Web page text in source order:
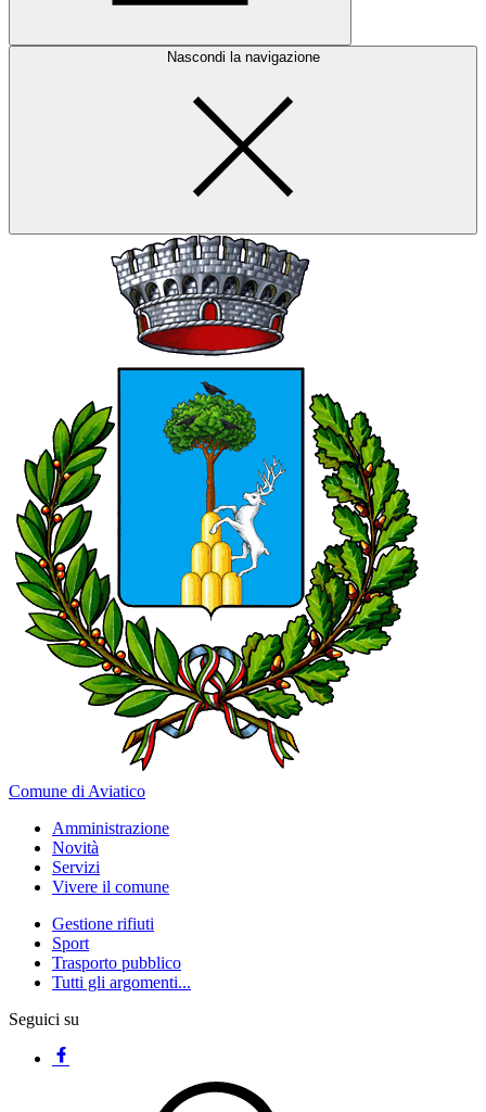
Nascondi la navigazione
Comune di Aviatico
Amministrazione
Novità
Servizi
Vivere il comune
Gestione rifiuti
Sport
Trasporto pubblico
Tutti gli argomenti...
Seguici su